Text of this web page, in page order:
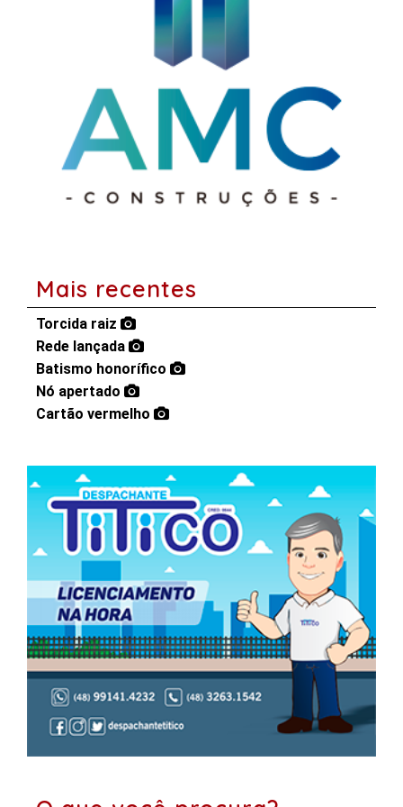
Mais recentes
Torcida raiz
Rede lançada
Batismo honorífico
Nó apertado
Cartão vermelho